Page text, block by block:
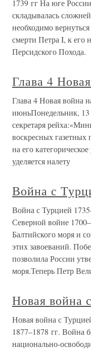
1739 гг На юге
складывалась
необходимо
смерти Петра I, к его
Персидского Похода.
Глава 4
Глава 4 Новая война
июньПонедельник, 13
секретаря
воскресных
на его
уделяется налету
Война с
Война с Турцией
Северной войне
Балтийского моря и
этих завоеваний.
позволила России
моря.Теперь Петр
Новая война
Новая война с
1877–1878 гг. Война
национально-